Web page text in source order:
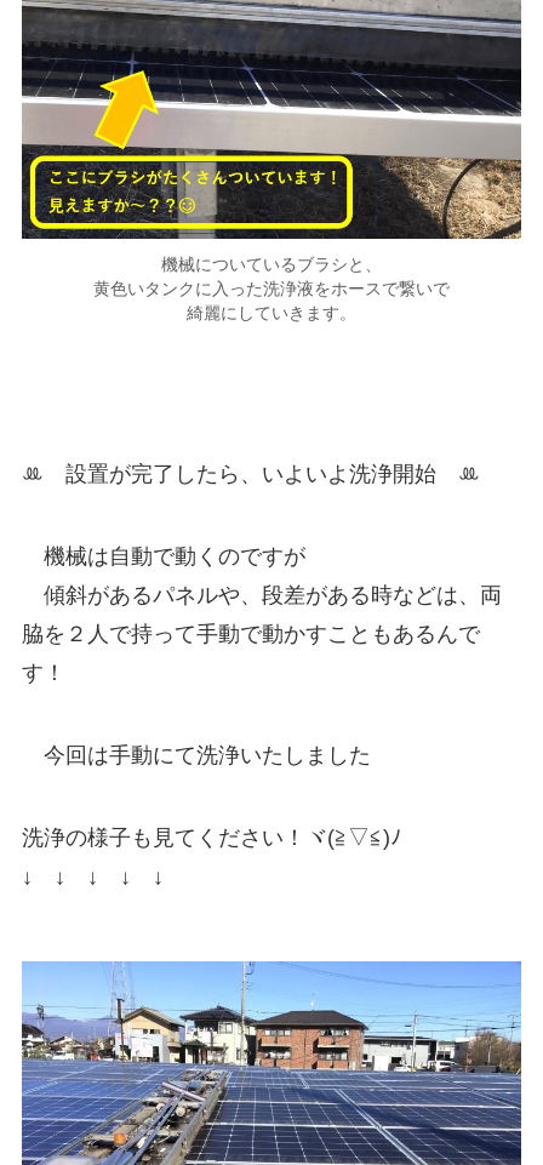
機械についているブラシと、
黄色いタンクに入った洗浄液をホースで繋いで
綺麗にしていきます。
ꔛ 設置が完了したら、いよいよ洗浄開始 ꔛ
機械は自動で動くのですが
傾斜があるパネルや、段差がある時などは、両
脇を２人で持って手動で動かすこともあるんで
す！
今回は手動にて洗浄いたしました
洗浄の様子も見てください！ヾ(≧▽≦)ﾉ
↓ ↓ ↓ ↓ ↓